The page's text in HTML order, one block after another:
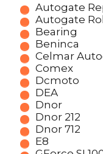
Autogate
Autogate
Bearing
Beninca
Celmar
Comex
Dcmoto
DEA
Dnor
Dnor 212
Dnor 712
E8